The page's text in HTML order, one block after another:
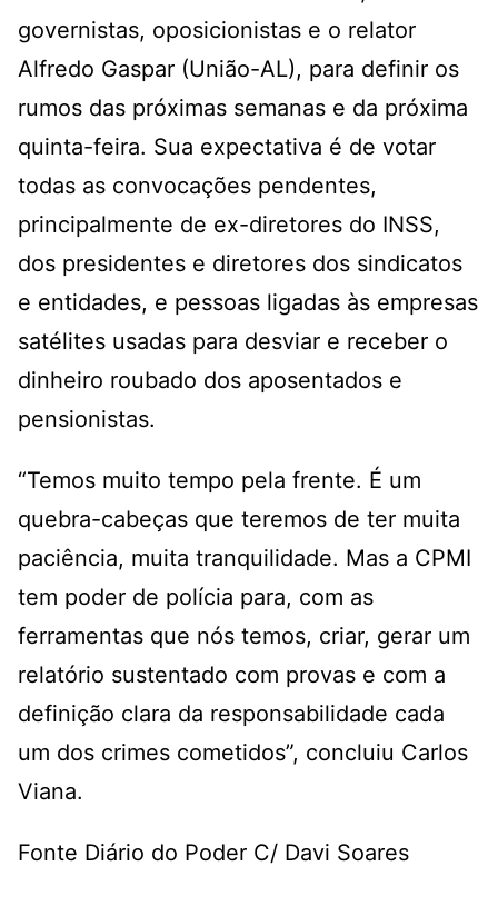
governistas, oposicionistas e o relator
Alfredo Gaspar (União-AL), para definir os
rumos das próximas semanas e da próxima
quinta-feira. Sua expectativa é de votar
todas as convocações pendentes,
principalmente de ex-diretores do INSS,
dos presidentes e diretores dos sindicatos
e entidades, e pessoas ligadas às empresas
satélites usadas para desviar e receber o
dinheiro roubado dos aposentados e
pensionistas.
“Temos muito tempo pela frente. É um
quebra-cabeças que teremos de ter muita
paciência, muita tranquilidade. Mas a CPMI
tem poder de polícia para, com as
ferramentas que nós temos, criar, gerar um
relatório sustentado com provas e com a
definição clara da responsabilidade cada
um dos crimes cometidos”, concluiu Carlos
Viana.
Fonte Diário do Poder C/ Davi Soares